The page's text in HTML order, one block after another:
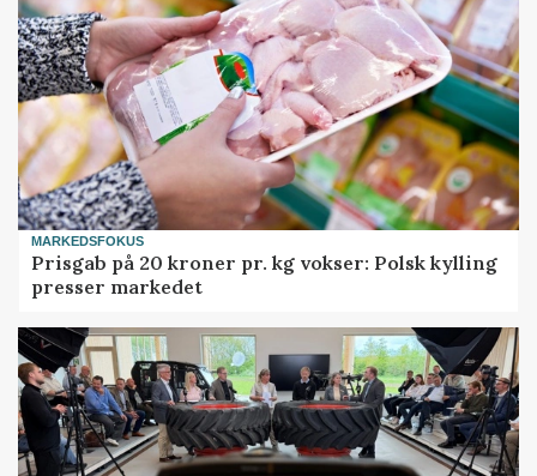
MARKEDSFOKUS
Prisgab på 20 kroner pr. kg vokser: Polsk kylling
presser markedet